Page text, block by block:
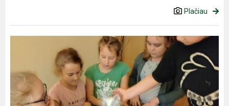
Plačiau